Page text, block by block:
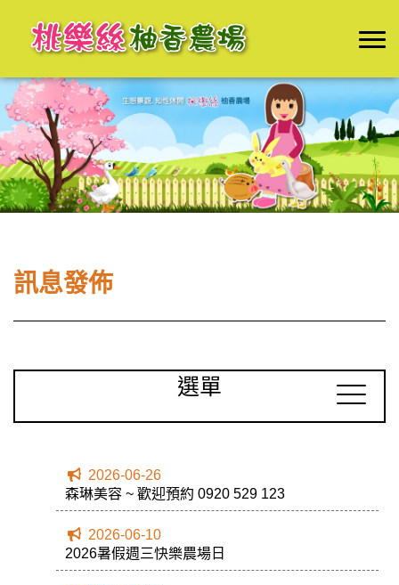
訊息發佈
選單
2026-06-26
森琳美容 ~ 歡迎預約 0920 529 123
2026-06-10
2026暑假週三快樂農場日